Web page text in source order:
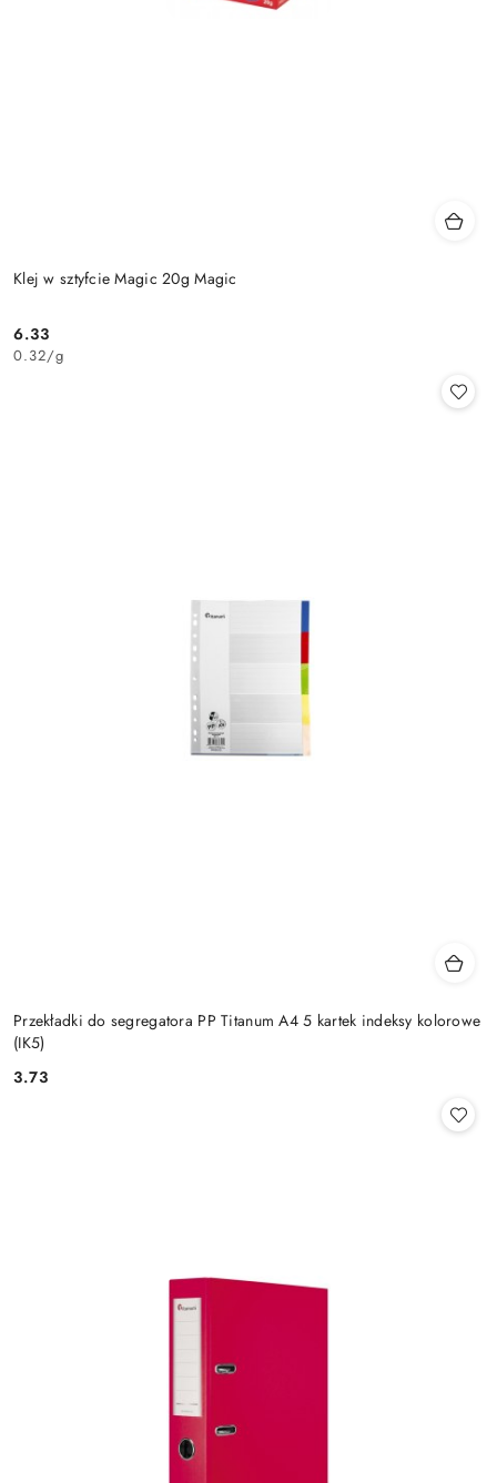
Klej w sztyfcie Magic 20g Magic
Cena:
6.33
0.32/g
Przekładki do segregatora PP Titanum A4 5 kartek indeksy kolorowe
(IK5)
Cena:
3.73